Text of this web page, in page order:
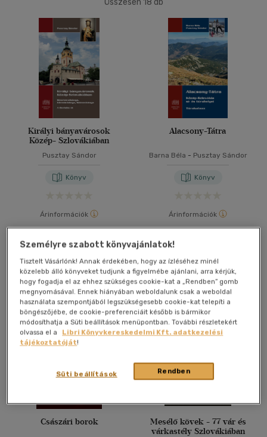
40 db / oldal
Összesen 18 db
Királyi bányavárosok
Közép- Szlovákiában
Pusztay Sándor
Könyv
Árinformációk
Kiadói ár:3 600 Ft
Alacsony-Tátra
Barna Béla - Pusztay Sándor
Könyv
Árinformációk
Borító ár:3 600 Ft
Császári borok
Mesélő kövek - 77 vár és
várkastély Szlovákiában
Személyre szabott könyvajánlatok!
Tisztelt Vásárlónk! Annak érdekében, hogy az ízléséhez minél
közelebb álló könyveket tudjunk a figyelmébe ajánlani, arra kérjük,
hogy fogadja el az ehhez szükséges cookie-kat a „Rendben” gomb
megnyomásával. Ennek hiányában weboldalunk csak a weboldal
használata szempontjából legszükségesebb cookie-kat telepíti a
böngészőjébe, de cookie-preferenciáit később is bármikor
módosíthatja a Süti beállítások menüpontban. További részletekért
olvassa el a
Libri Könyvkereskedelmi Kft. adatkezelési
tájékoztatóját!
Rendben
Süti beállítások